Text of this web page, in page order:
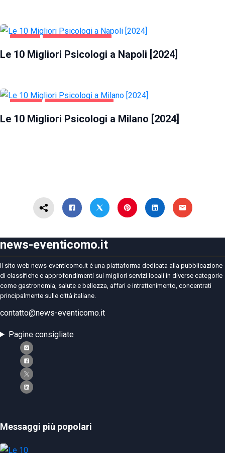
NAPOLI SALUTE E BELLEZZA
Le 10 Migliori Psicologi a Napoli [2024]
MILANO SALUTE E BELLEZZA
Le 10 Migliori Psicologi a Milano [2024]
news-eventicomo.it
Il sito web news-eventicomo.it è una piattaforma dedicata alla pubblicazione
di classifiche e approfondimenti sui migliori servizi locali in diverse categorie
come gastronomia, salute e bellezza, affari e intrattenimento, concentrati
principalmente sulle città italiane.
contatto@news-eventicomo.it
Pagine consigliate
Messaggi più popolari